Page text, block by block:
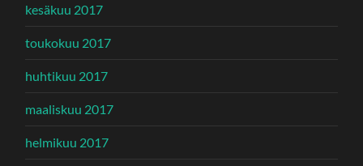
kesäkuu 2017
toukokuu 2017
huhtikuu 2017
maaliskuu 2017
helmikuu 2017